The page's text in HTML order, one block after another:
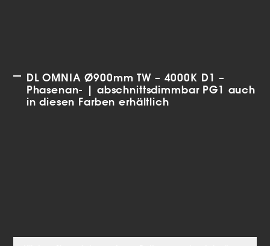
DL OMNIA Ø900mm TW – 4000K D1 –
Phasenan- | abschnittsdimmbar PG1 auch
in diesen Farben erhältlich